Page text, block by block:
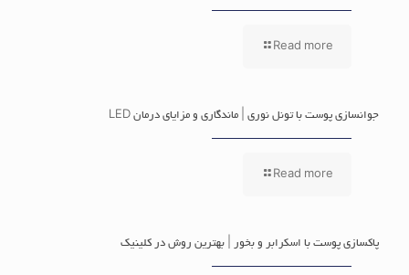
Read more
جوانسازی پوست با تونل نوری | ماندگاری و مزایای درمان LED
Read more
پاکسازی پوست با اسکرابر و بخور | بهترین روش در کلینیک